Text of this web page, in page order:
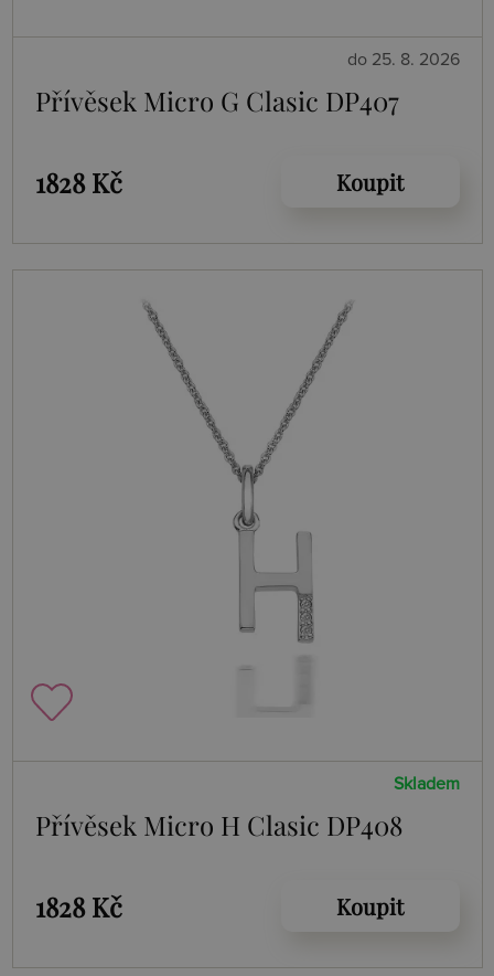
do 25. 8. 2026
Přívěsek Micro G Clasic DP407
1828 Kč Koupit
Skladem
Přívěsek Micro H Clasic DP408
1828 Kč Koupit